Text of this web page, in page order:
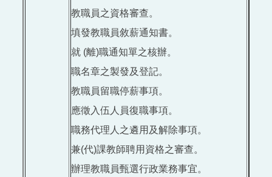
教職員之資格審查。
填發教職員敘薪通知書。
就 (離)職通知單之核辦。
職名章之製發及登記。
教職員留職停薪事項。
應徵入伍人員復職事項。
職務代理人之遴用及解除事項。
兼(代)課教師聘用資格之審查。
辦理教職員甄選行政業務事宜。